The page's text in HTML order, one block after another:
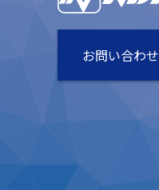
お問い合わせ